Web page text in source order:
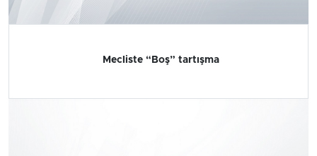
Mecliste “Boş” tartışma